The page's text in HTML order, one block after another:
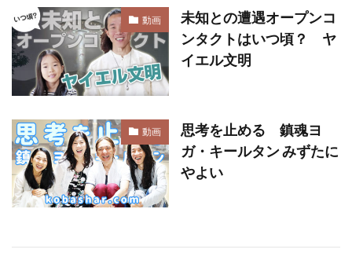
動画
未知との遭遇オープンコ
ンタクトはいつ頃？ ヤ
イエル文明
動画
思考を止める 鎮魂ヨ
ガ・キールタン みずたに
やよい